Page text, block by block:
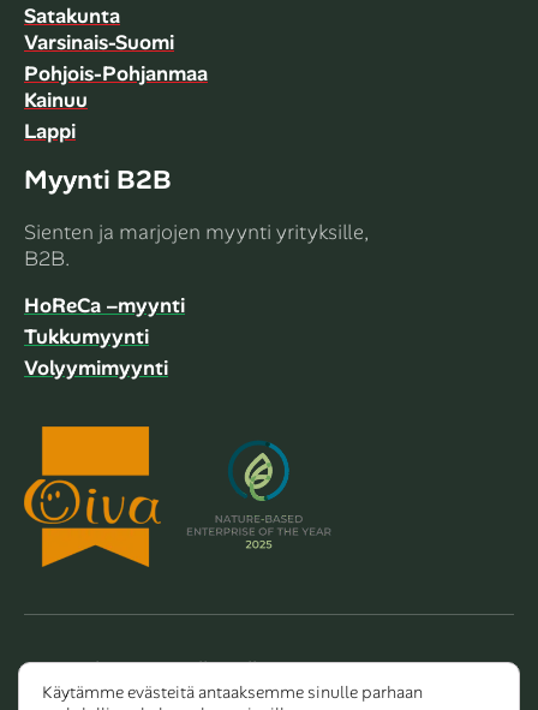
Satakunta
Varsinais-Suomi
Pohjois-Pohjanmaa
Kainuu
Lappi
Myynti B2B
Sienten ja marjojen myynti yrityksille,
B2B.
HoReCa –myynti
Tukkumyynti
Volyymimyynti
Copyright 2026 Dalla Valle Oy
Käytämme evästeitä antaaksemme sinulle parhaan